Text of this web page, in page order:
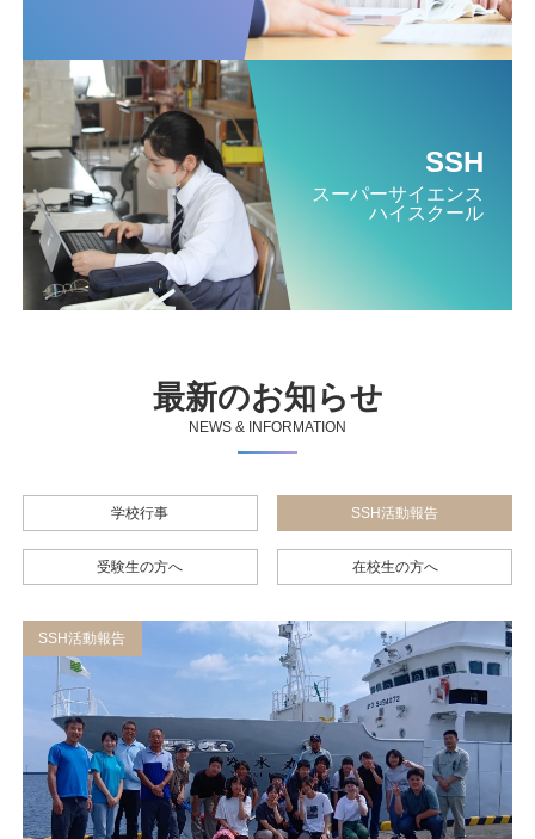
SSH
スーパーサイエンス
ハイスクール
最新のお知らせ
NEWS & INFORMATION
学校行事 SSH活動報告
受験生の方へ 在校生の方へ
SSH活動報告